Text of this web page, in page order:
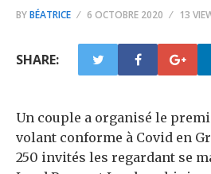
BYBÉATRICE 6 OCTOBRE 2020 13
SHARE:
Un couple a organisé le
volant conforme à Covid en
250 invités les regardant se